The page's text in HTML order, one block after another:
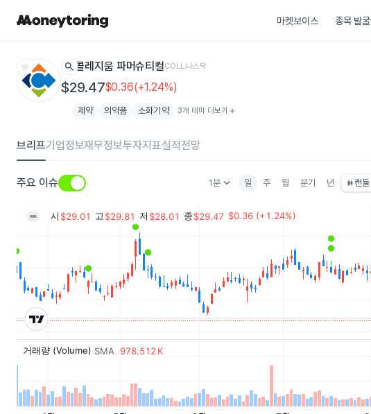
마켓보이스 종목 발굴
star search 콜레지움 파머슈티컬COLL나스닥
$29.47$0.36(+1.24%)
제약 의약품 소화기약 3개 테마 더보기 add
브리프기업정보재무정보투자지표실적전망
주요 이슈 1분keyboard_arrow_down 일 주 월 분기 년 캔들